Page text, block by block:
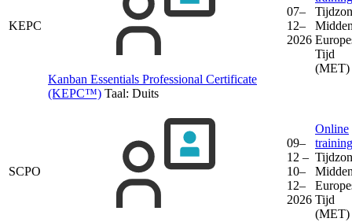
KEPC
Kanban Essentials Professional Certificate
(KEPC™) Taal: Duits
07–
12–
2026
Tijd
(MET)
SCPO
09–
12 –
10–
12–
2026
Online
training
Tijd
(MET)